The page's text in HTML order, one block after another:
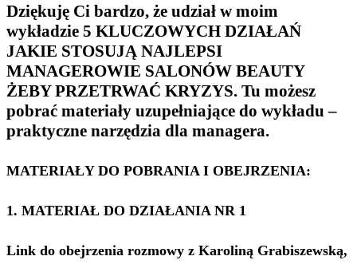
Dziękuję Ci bardzo, że udział w moim
wykładzie 5 KLUCZOWYCH DZIAŁAŃ
JAKIE STOSUJĄ NAJLEPSI
MANAGEROWIE SALONÓW BEAUTY
ŻEBY PRZETRWAĆ KRYZYS. Tu możesz
pobrać materiały uzupełniające do wykładu –
praktyczne narzędzia dla managera.
MATERIAŁY DO POBRANIA I OBEJRZENIA:
1. MATERIAŁ DO DZIAŁANIA NR 1
Link do obejrzenia rozmowy z Karoliną Grabiszewską,